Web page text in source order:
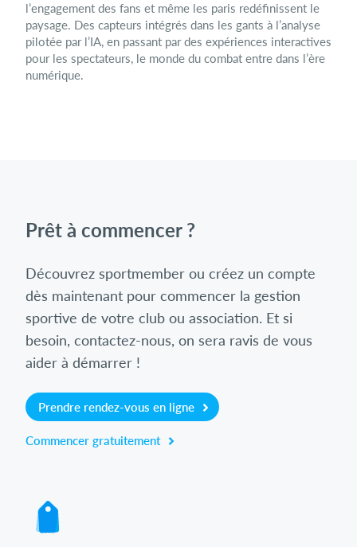
l’engagement des fans et même les paris redéfinissent le
paysage. Des capteurs intégrés dans les gants à l’analyse
pilotée par l’IA, en passant par des expériences interactives
pour les spectateurs, le monde du combat entre dans l’ère
numérique.
Prêt à commencer ?
Découvrez sportmember ou créez un compte
dès maintenant pour commencer la gestion
sportive de votre club ou association. Et si
besoin, contactez-nous, on sera ravis de vous
aider à démarrer !
Prendre rendez-vous en ligne
Commencer gratuitement